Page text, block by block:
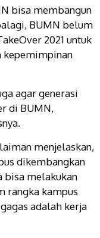
bisa membangun
BUMN belum
2021 untuk
kepemimpinan
agar generasi
di BUMN,
menjelaskan,
dikembangkan
bisa melakukan
rangka kampus
adalah kerja